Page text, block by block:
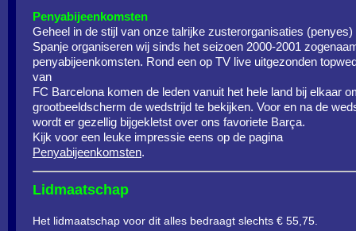
Penyabijeenkomsten
Geheel in de stijl van onze talrijke zusterorganisaties (penyes)
Spanje organiseren wij sinds het seizoen 2000-2001
penyabijeenkomsten. Rond een op TV live uitgezonden
van
FC Barcelona komen de leden vanuit het hele land bij elkaar
grootbeeldscherm de wedstrijd te bekijken. Voor en na de
wordt er gezellig bijgekletst over ons favoriete Barça.
Kijk voor een leuke impressie eens op de pagina
Penyabijeenkomsten.
Lidmaatschap
Het lidmaatschap voor dit alles bedraagt slechts € 55,75.